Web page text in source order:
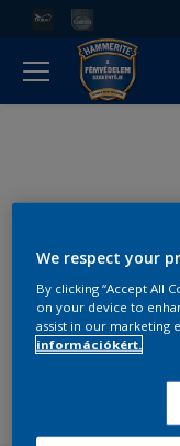
We respect your
By clicking “Accept All
on your device to
assist in our marketing
információkért.